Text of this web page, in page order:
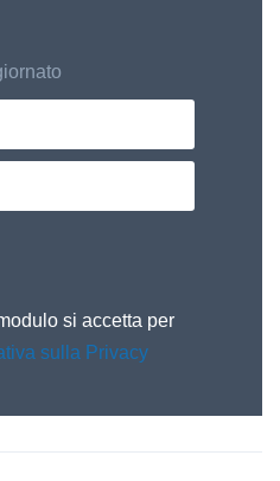
si accetta per
sulla Privacy